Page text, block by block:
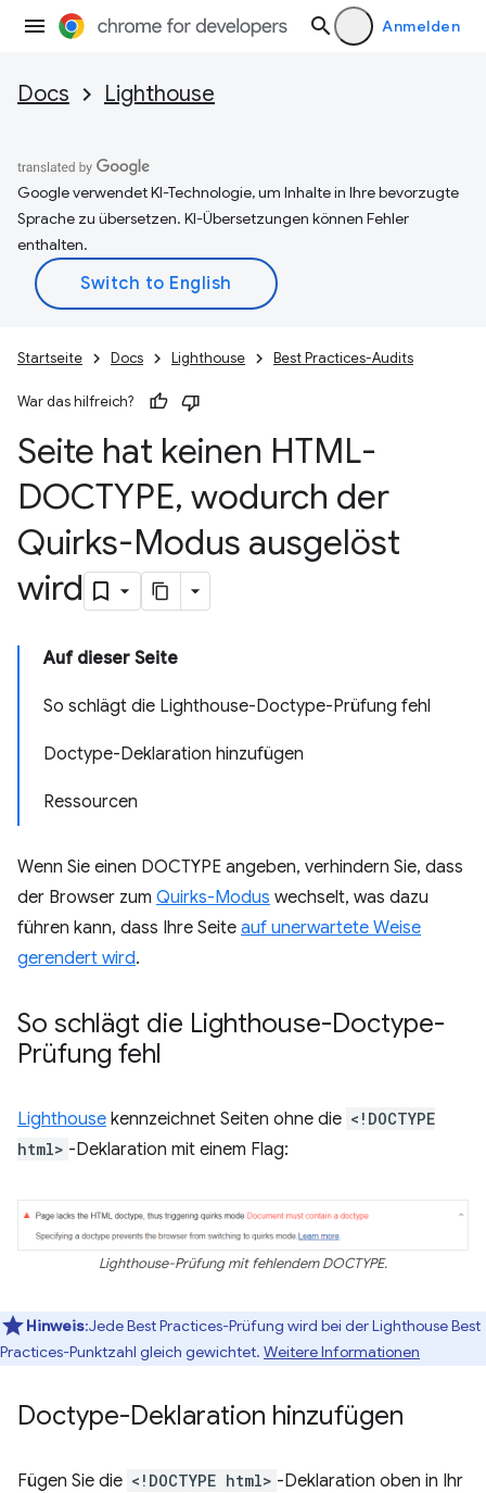
Anmelden
Docs Lighthouse
Google verwendet KI-Technologie, um Inhalte in Ihre bevorzugte
Sprache zu übersetzen. KI-Übersetzungen können Fehler
enthalten.
Startseite Docs Lighthouse Best Practices-Audits
War das hilfreich?
Seite hat keinen HTML-
DOCTYPE, wodurch der
Quirks-Modus ausgelöst
wird
Auf dieser Seite
So schlägt die Lighthouse-Doctype-Prüfung fehl
Doctype-Deklaration hinzufügen
Ressourcen
Wenn Sie einen DOCTYPE angeben, verhindern Sie, dass
der Browser zum Quirks-Modus wechselt, was dazu
führen kann, dass Ihre Seite auf unerwartete Weise
gerendert wird.
So schlägt die Lighthouse-Doctype-
Prüfung fehl
Lighthouse kennzeichnet Seiten ohne die <!DOCTYPE
html> -Deklaration mit einem Flag:
Lighthouse-Prüfung mit fehlendem DOCTYPE.
Hinweis:Jede Best Practices-Prüfung wird bei der Lighthouse Best
Practices-Punktzahl gleich gewichtet. Weitere Informationen
Doctype-Deklaration hinzufügen
Fügen Sie die <!DOCTYPE html> -Deklaration oben in Ihr